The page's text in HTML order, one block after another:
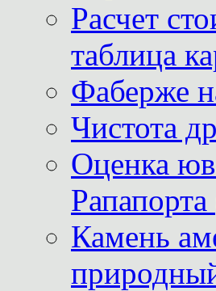
Расчет
таблица
Фаберже
Чистота
Оценка
Камень